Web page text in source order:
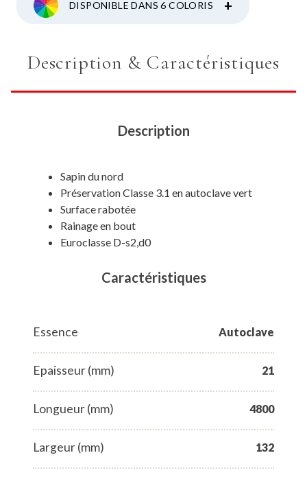
DISPONIBLE DANS 6 COLORIS +
Description & Caractéristiques
Description
Sapin du nord
Préservation Classe 3.1 en autoclave vert
Surface rabotée
Rainage en bout
Euroclasse D-s2,d0
Caractéristiques
Essence Autoclave
Epaisseur (mm) 21
Longueur (mm) 4800
Largeur (mm) 132